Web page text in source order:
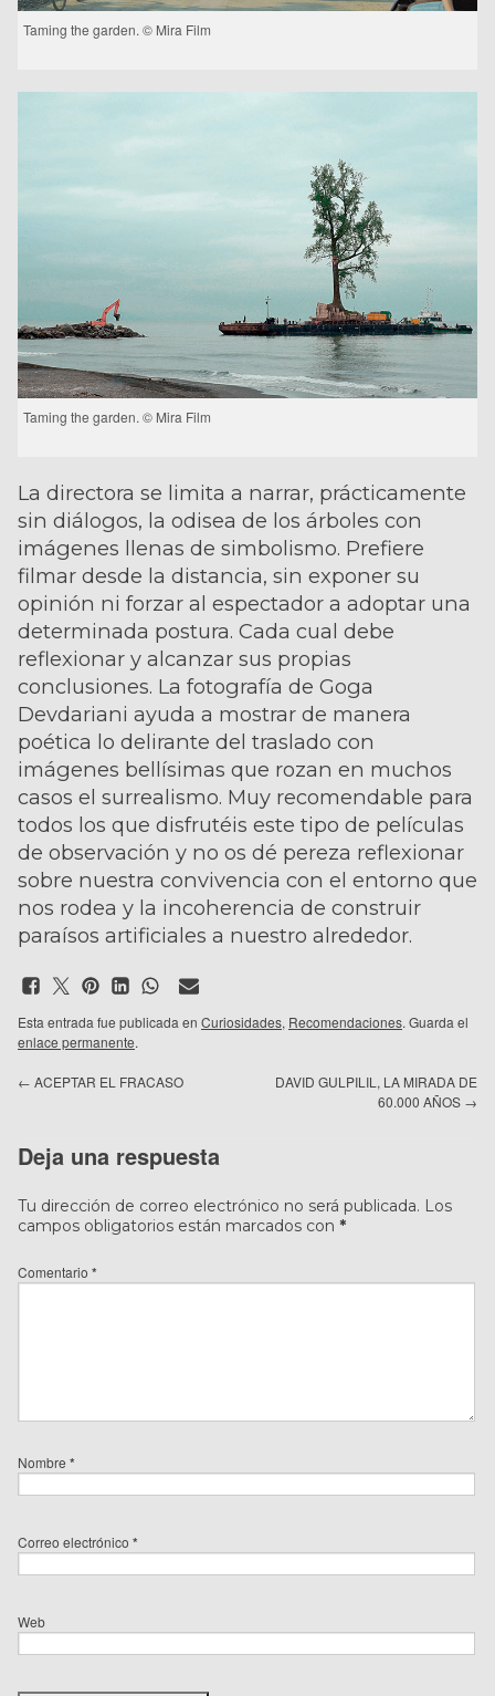
Taming the garden. © Mira Film
Taming the garden. © Mira Film
La directora se limita a narrar, prácticamente
sin diálogos, la odisea de los árboles con
imágenes llenas de simbolismo. Prefiere
filmar desde la distancia, sin exponer su
opinión ni forzar al espectador a adoptar una
determinada postura. Cada cual debe
reflexionar y alcanzar sus propias
conclusiones. La fotografía de Goga
Devdariani ayuda a mostrar de manera
poética lo delirante del traslado con
imágenes bellísimas que rozan en muchos
casos el surrealismo. Muy recomendable para
todos los que disfrutéis este tipo de películas
de observación y no os dé pereza reflexionar
sobre nuestra convivencia con el entorno que
nos rodea y la incoherencia de construir
paraísos artificiales a nuestro alrededor.
Esta entrada fue publicada en Curiosidades, Recomendaciones. Guarda el
enlace permanente.
← ACEPTAR EL FRACASO
DAVID GULPILIL, LA MIRADA DE
60.000 AÑOS →
Deja una respuesta
Tu dirección de correo electrónico no será publicada. Los
campos obligatorios están marcados con *
Comentario *
Nombre *
Correo electrónico *
Web